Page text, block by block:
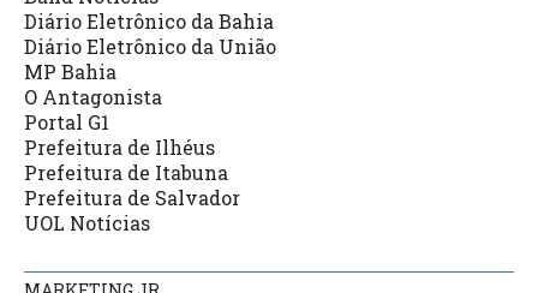
Diário Eletrônico da Bahia
Diário Eletrônico da União
MP Bahia
O Antagonista
Portal G1
Prefeitura de Ilhéus
Prefeitura de Itabuna
Prefeitura de Salvador
UOL Notícias